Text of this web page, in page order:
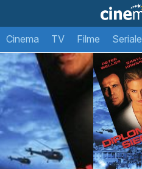
Cinema TV Filme Seriale